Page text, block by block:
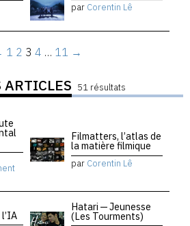
par Corentin Lê
1 2 3 4 … 11 →
ARTICLES 51 résultats
Filmatters, l’atlas de
la matière filmique
par Corentin Lê
Hatari — Jeunesse
(Les Tourments)